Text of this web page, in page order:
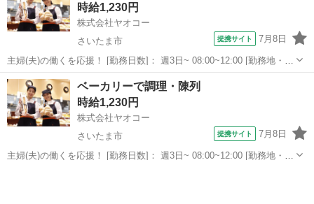
時給1,230円
株式会社ヤオコー
さいたま市
提携サイト 7月8日
主婦(夫)の働くを応援！ [勤務日数]： 週3日~ 08:00~12:00 [勤務地・最
寄駅]： 埼玉県さいたま市北区宮原町1-692-1 ヤオコー 大宮宮原店
＜株式会社ヤオコー＞ 加茂宮駅徒歩7分／宮原駅 徒歩14...
埼玉 さいたま市 パン
ベーカリーで調理・陳列
時給1,230円
株式会社ヤオコー
さいたま市
提携サイト 7月8日
主婦(夫)の働くを応援！ [勤務日数]： 週3日~ 08:00~12:00 [勤務地・最